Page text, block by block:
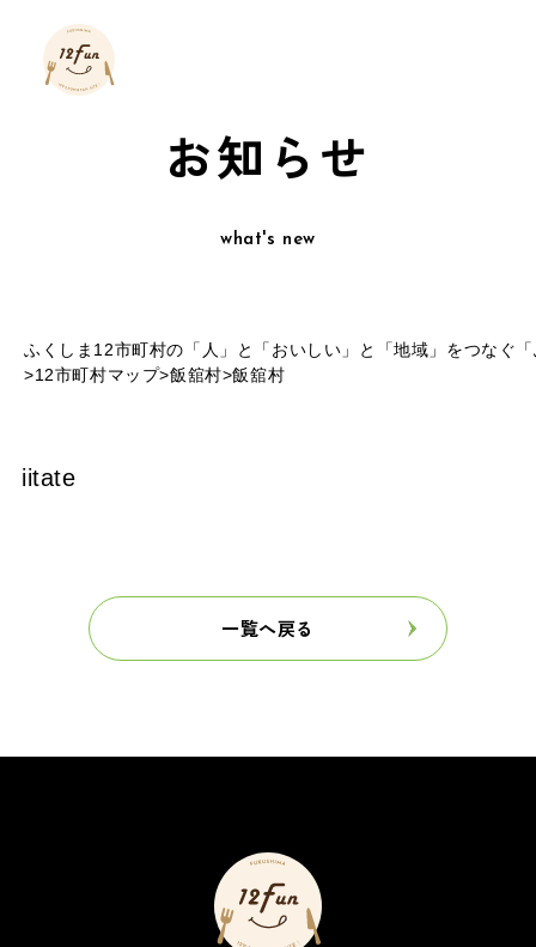
お知らせ
what's new
ふくしま12市町村の「人」と「おいしい」と「地域」をつなぐ
>12市町村マップ>飯舘村>飯舘村
iitate
一覧へ戻る